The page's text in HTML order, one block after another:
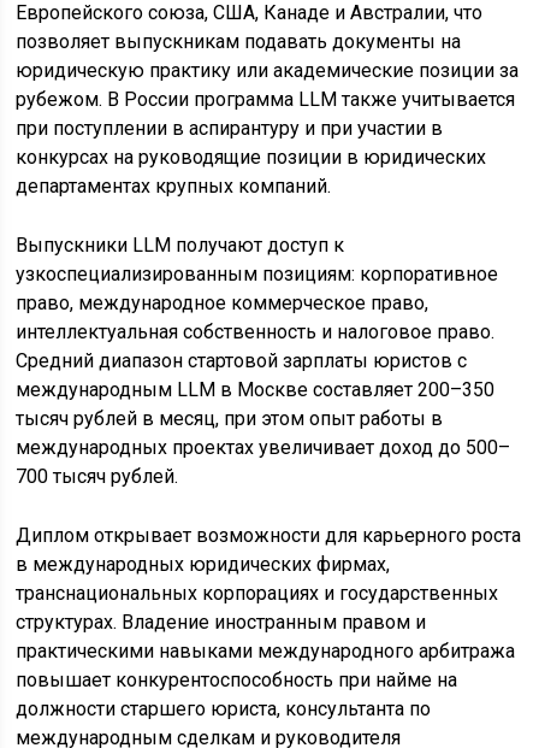
Европейского союза, США, Канаде и Австралии, что
позволяет выпускникам подавать документы на
юридическую практику или академические позиции за
рубежом. В России программа LLM также учитывается
при поступлении в аспирантуру и при участии в
конкурсах на руководящие позиции в юридических
департаментах крупных компаний.
Выпускники LLM получают доступ к
узкоспециализированным позициям: корпоративное
право, международное коммерческое право,
интеллектуальная собственность и налоговое право.
Средний диапазон стартовой зарплаты юристов с
международным LLM в Москве составляет 200–350
тысяч рублей в месяц, при этом опыт работы в
международных проектах увеличивает доход до 500–
700 тысяч рублей.
Диплом открывает возможности для карьерного роста
в международных юридических фирмах,
транснациональных корпорациях и государственных
структурах. Владение иностранным правом и
практическими навыками международного арбитража
повышает конкурентоспособность при найме на
должности старшего юриста, консультанта по
международным сделкам и руководителя